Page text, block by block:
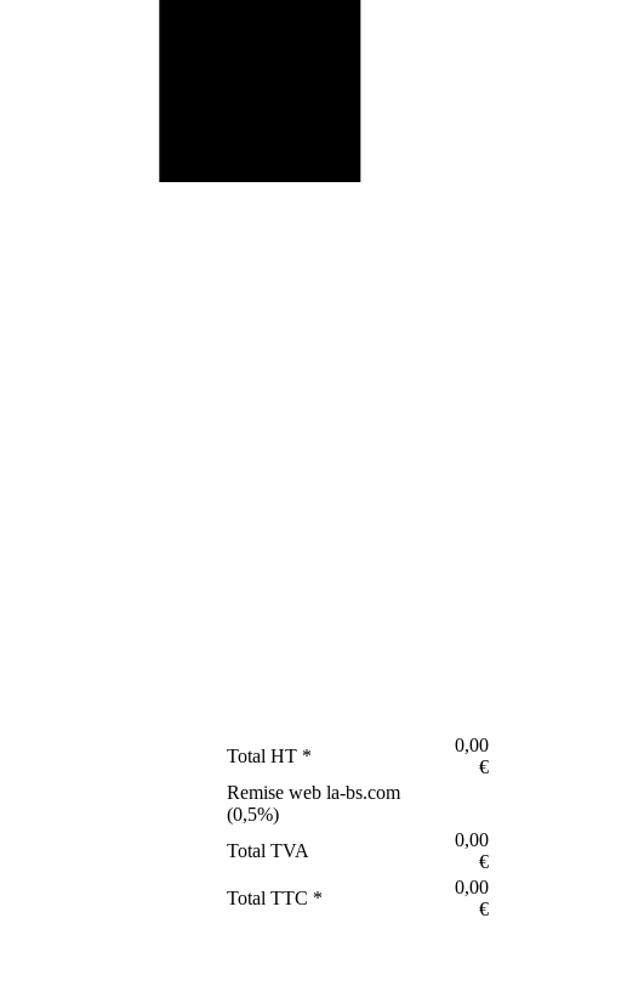
Total HT *
0,00
€
Remise web la-bs.com
(0,5%)
Total TVA
0,00
€
Total TTC *
0,00
€